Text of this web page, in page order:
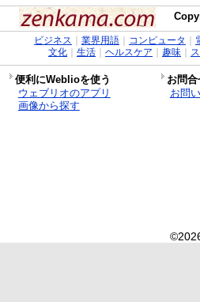
ビジネス 業界用語｜ コンピュータ
文化｜ 生活｜ ヘルスケア 趣味｜
便利にWeblioを使う
お問
ウェブリオのアプリ
画像から探す
お問